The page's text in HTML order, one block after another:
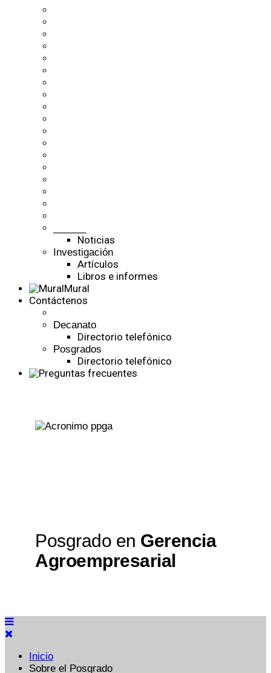
Noticias
Investigación
Artículos
Libros e informes
Mural
Contáctenos
Decanato
Directorio telefónico
Posgrados
Directorio telefónico
Posgrado en Gerencia
Agroempresarial
Inicio
Sobre el Posgrado